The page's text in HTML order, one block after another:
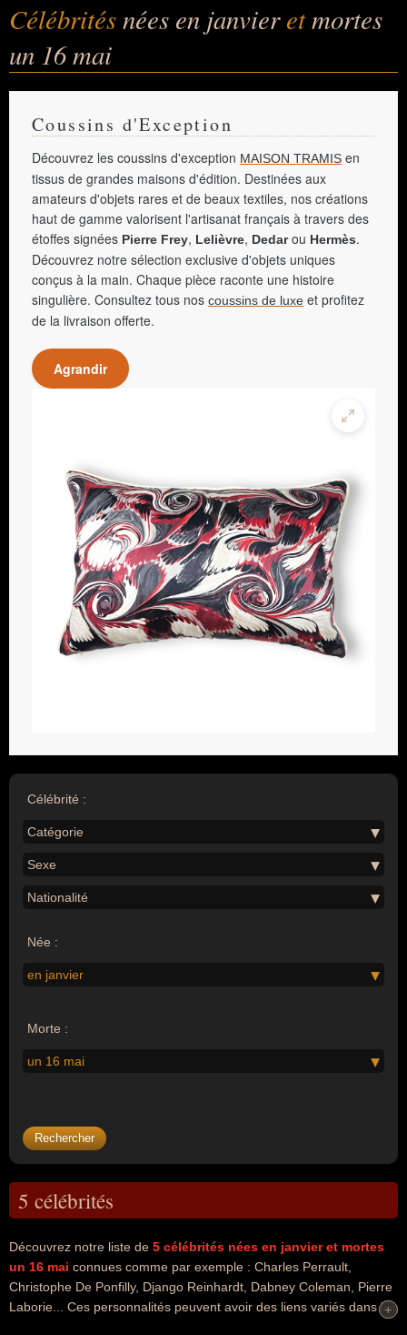
Célébritésnées en janvieretmortes
un 16 mai
Coussins d'Exception
Découvrez les coussins d'exception MAISON TRAMIS en
tissus de grandes maisons d'édition. Destinées aux
amateurs d'objets rares et de beaux textiles, nos créations
haut de gamme valorisent l'artisanat français à travers des
étoffes signées Pierre Frey, Lelièvre, Dedarou Hermès.
Découvrez notre sélection exclusive d'objets uniques
conçus à la main. Chaque pièce raconte une histoire
singulière. Consultez tous nos coussins de luxe et profitez
de la livraison offerte.
Agrandir
Célébrité :
Catégorie
Sexe
Nationalité
Née :
en janvier
Morte :
un 16 mai
5 célébrités
Découvrez notre liste de 5 célébrités nées en janvieret mortes
un 16 mai connues comme par exemple : Charles Perrault,
Christophe De Ponfilly, Django Reinhardt, Dabney Coleman, Pierre
Laborie... Ces personnalités peuvent avoir des liens variés dans les
+
+